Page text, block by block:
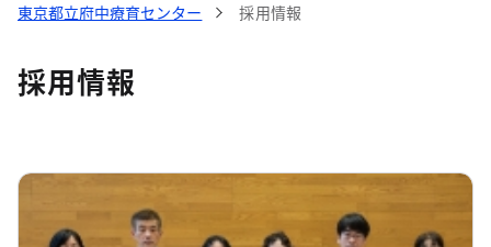
東京都立府中療育センター 採用情報
採用情報